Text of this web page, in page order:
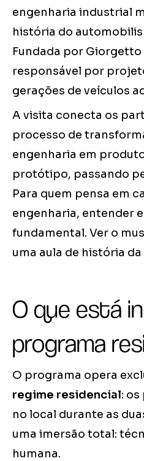
engenharia industrial
história do
Fundada por
responsável por
gerações de veículos
A visita conecta os
processo de
engenharia em
protótipo, passando
Para quem pensa em
engenharia, entender
fundamental. Ver o
uma aula de história
O que está
programa
O programa opera
regime residencial:
no local durante as
uma imersão total:
humana.